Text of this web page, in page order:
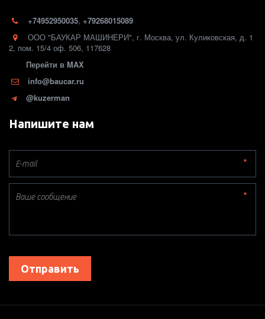
+74952950035, +79268015089
ООО "БАУКАР МАШИНЕРИ", г. Москва, ул. Куликовская, д. 1
2, пом. 15/4 оф. 506, 117628
Перейти в MAX
info@baucar.ru
@kuzerman
Напишите нам
*
*
Отправить